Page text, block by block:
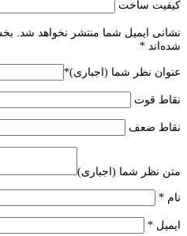
کیفیت ساخت
نشانی ایمیل شما منتشر نخواهد شد.
شده‌اند *
عنوان نظر شما (اجباری)*
نقاط قوت
نقاط ضعف
متن نظر شما (اجباری)
نام *
ایمیل *